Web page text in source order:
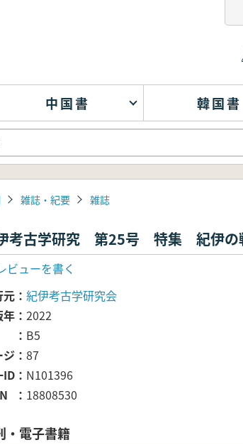
中国書 韓国書
雑誌・紀要 雑誌
考古学研究 第25号 特集 紀伊の
ビューを書く
元
紀伊考古学研究会
年
2022
B5
ジ
87
ID
N101396
18808530
・電子書籍